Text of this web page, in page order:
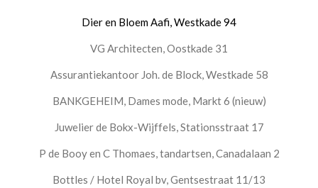
Dier en Bloem Aafi, Westkade 94
VG Architecten, Oostkade 31
Assurantiekantoor Joh. de Block, Westkade 58
BANKGEHEIM, Dames mode, Markt 6 (nieuw)
Juwelier de Bokx-Wijffels, Stationsstraat 17
P de Booy en C Thomaes, tandartsen, Canadalaan 2
Bottles / Hotel Royal bv, Gentsestraat 11/13